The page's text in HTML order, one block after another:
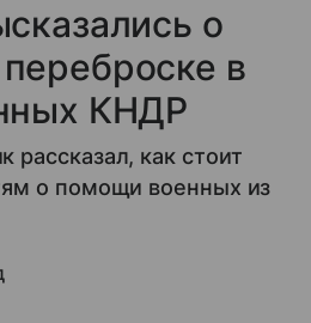
о
в
КНДР
рассказал, как стоит
о помощи военных из